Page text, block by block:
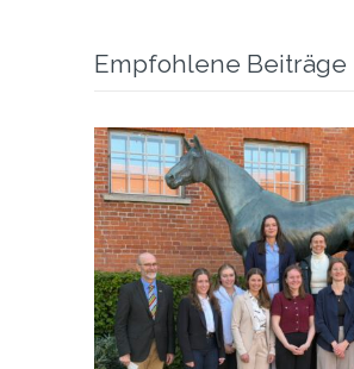
Empfohlene Beiträge